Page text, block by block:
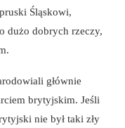
Śląskowi,
dużo dobrych rzeczy,
głównie
brytyjskim. Jeśli
nie był taki zły